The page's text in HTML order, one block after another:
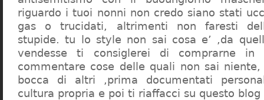
riguardo i tuoi nonni non credo siano stati
gas o trucidati, altrimenti non faresti
stupide. tu lo style non sai cosa e’ ,da
vendesse ti consiglerei di comprarne in
commentare cose delle quali non sai
bocca di altri ,prima documentati
cultura propria e poi ti riaffacci su questo blog